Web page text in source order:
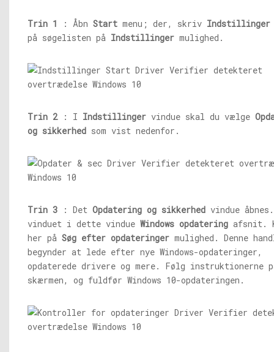
Trin 1 : Åbn Start menu; der, skriv Indstillinger
på søgelisten på Indstillinger mulighed.
Trin 2: I Indstillinger vindue skal du vælge
og sikkerhed som vist nedenfor.
Trin 3 : Det Opdatering og sikkerhed vindue
vinduet i dette vindue Windows opdatering afsnit.
her på Søg efter opdateringer mulighed. Denne
begynder at lede efter nye Windows-opdateringer,
opdaterede drivere og mere. Følg instruktionerne
skærmen, og fuldfør Windows 10-opdateringen.